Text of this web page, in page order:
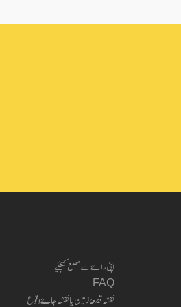
اپنی راۓ سے مطلع کیجئیے
FAQ
نقشہ قطعۂ زمین یا نقشہ جاۓ وقوع